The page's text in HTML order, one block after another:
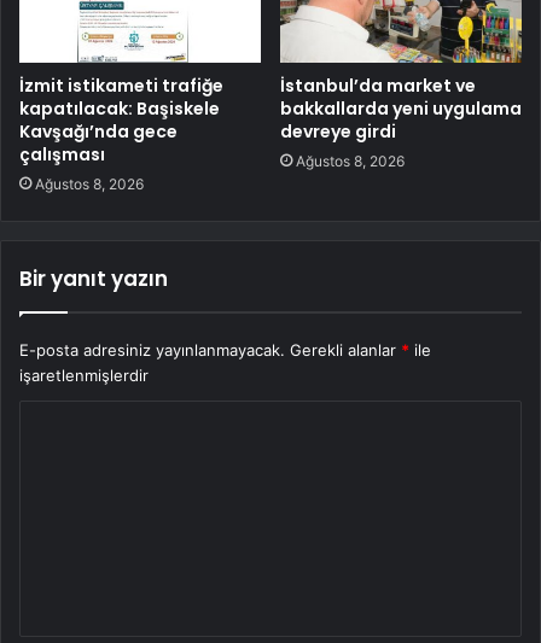
İzmit istikameti trafiğe
kapatılacak: Başiskele
Kavşağı’nda gece
çalışması
Ağustos 8, 2026
İstanbul’da market ve
bakkallarda yeni uygulama
devreye girdi
Ağustos 8, 2026
Bir yanıt yazın
E-posta adresiniz yayınlanmayacak. Gerekli alanlar * ile
işaretlenmişlerdir